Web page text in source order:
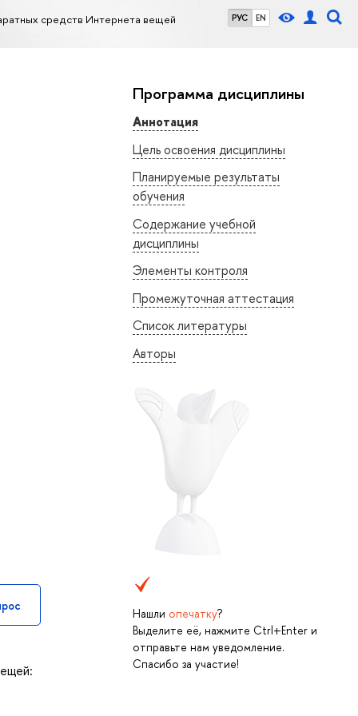
РУС EN
средств Интернета вещей
Программа дисциплины
Аннотация
Цель освоения дисциплины
Планируемые результаты
обучения
Содержание учебной
дисциплины
Элементы контроля
Промежуточная аттестация
Список литературы
Авторы
Нашли опечатку?
Выделите её, нажмите Ctrl+Enter и
отправьте нам уведомление.
Спасибо за участие!